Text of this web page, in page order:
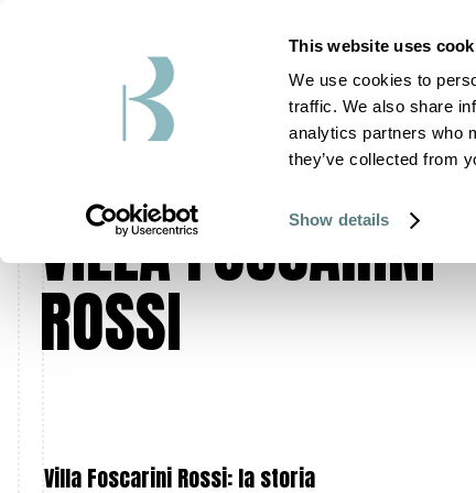
This website uses
We use cookies to
traffic. We also share
analytics partners who
they’ve collected from
Show details
MATRIMONIO IN
VILLA FOSCARINI
ROSSI
Villa Foscarini Rossi: la storia